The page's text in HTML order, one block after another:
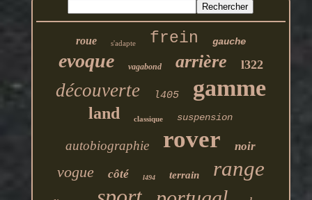
roue s'adapte frein gauche
evoque vagabond arrière l322
découverte l405 gamme
land classique suspension
autobiographie rover noir
vogue côté l494 terrain range